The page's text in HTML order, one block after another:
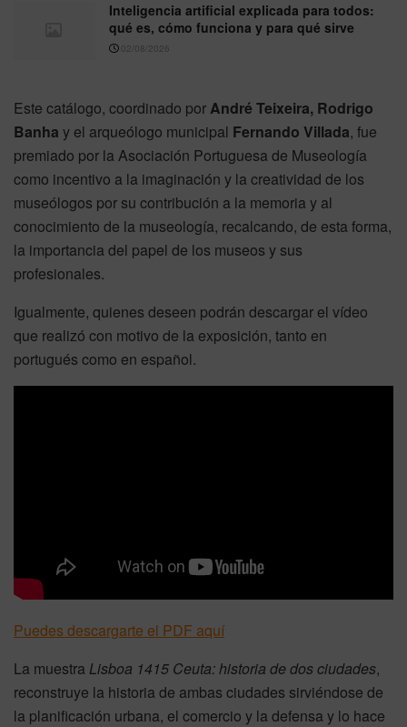
Inteligencia artificial explicada para todos:
qué es, cómo funciona y para qué sirve
02/08/2026
Este catálogo, coordinado porAndré Teixeira, Rodrigo
Banha y el arqueólogo municipal Fernando Villada, fue
premiado por la Asociación Portuguesa de Museología
como incentivo a la imaginación y la creatividad de los
museólogos por su contribución a la memoria y al
conocimiento de la museología, recalcando, de esta forma,
la importancia del papel de los museos y sus
profesionales.
Igualmente, quienes deseen podrán descargar el vídeo
que realizó con motivo de la exposición, tanto en
portugués como en español.
Puedes descargarte el PDF aquí
La muestraLisboa 1415 Ceuta: historia de dos ciudades,
reconstruye la historia de ambas ciudades sirviéndose de
la planificación urbana, el comercio y la defensa y lo hace